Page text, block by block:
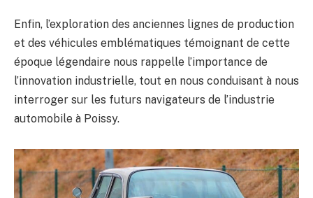
Enfin, l’exploration des anciennes lignes de production
et des véhicules emblématiques témoignant de cette
époque légendaire nous rappelle l’importance de
l’innovation industrielle, tout en nous conduisant à nous
interroger sur les futurs navigateurs de l’industrie
automobile à Poissy.